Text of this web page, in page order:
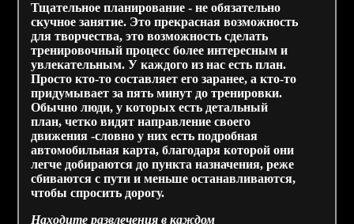
Тщательное планирование - не обязательно
скучное занятие. Это прекрасная возможность
для творчества, это возможность сделать
тренировочный процесс более интересным и
увлекательным. У каждого из нас есть план.
Просто кто-то составляет его заранее, а кто-то
придумывает за пять минут до тренировки.
Обычно люди, у которых есть детальный
план, четко видят направление своего
движения -словно у них есть подробная
автомобильная карта, благодаря которой они
легче добираются до пункта назначения, реже
сбиваются с пути и меньше останавливаются,
чтобы спросить дорогу.
Находите развлечения в каждом